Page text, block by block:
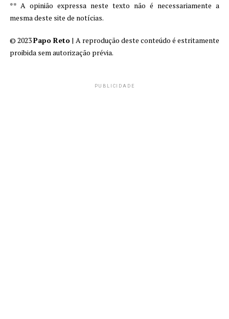
** A opinião expressa neste texto não é necessariamente a
mesma deste site de notícias.
© 2023Papo Reto | A reprodução deste conteúdo é estritamente
proibida sem autorização prévia.
PUBLICIDADE